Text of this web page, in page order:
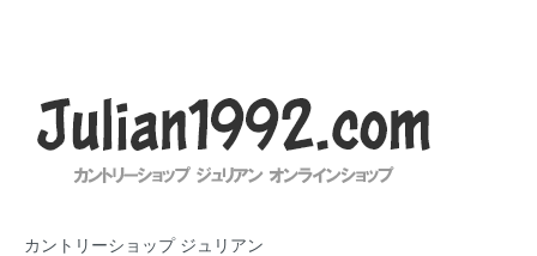
カントリーショップ ジュリアン